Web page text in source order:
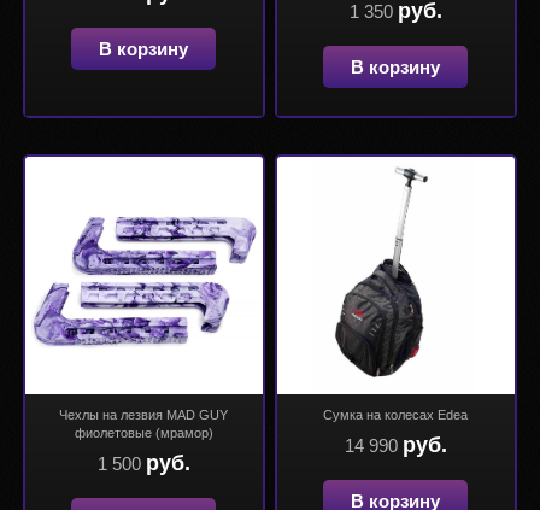
В корзину
1 350 руб.
В корзину
Чехлы на лезвия MAD GUY
фиолетовые (мрамор)
1 500 руб.
Сумка на колесах Edea
14 990 руб.
В корзину